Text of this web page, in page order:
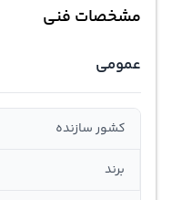
مشخصات فنی
عمومی
کشور سازنده
برند